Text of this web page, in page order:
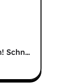
Schn…